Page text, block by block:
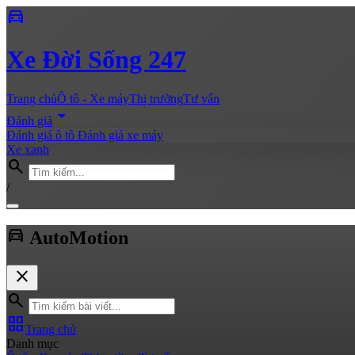
directions_car
Xe Đời Sống 247
Trang chủÔ tô - Xe máyThị trườngTư vấn
Đánh giá arrow_drop_down
Đánh giá ô tô Đánh giá xe máy
Xe xanh
search
/
directions_car AutoMotion
close
search
grid_viewTrang chủ
Danh mục